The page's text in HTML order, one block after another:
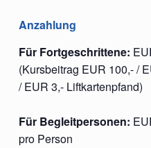
Anzahlung
Für Fortgeschrittene:
(Kursbeitrag EUR 100,- /
/ EUR 3,- Liftkartenpfand)
Für Begleitpersonen:
pro Person